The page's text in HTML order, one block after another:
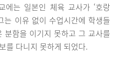
에는 일본인 체육 교사가 ‘호랑
는 이유 없이 수업시간에 학생들
분함을 이기지 못하고 그 교사를
를 다니지 못하게 되었다.